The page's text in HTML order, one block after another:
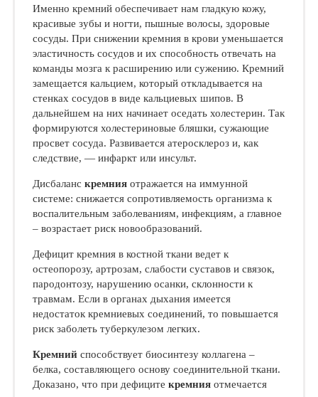
Именно кремний обеспечивает нам гладкую кожу,
красивые зубы и ногти, пышные волосы, здоровые
сосуды. При снижении кремния в крови уменьшается
эластичность сосудов и их способность отвечать на
команды мозга к расширению или сужению. Кремний
замещается кальцием, который откладывается на
стенках сосудов в виде кальциевых шипов. В
дальнейшем на них начинает оседать холестерин. Так
формируются холестериновые бляшки, сужающие
просвет сосуда. Развивается атеросклероз и, как
следствие, — инфаркт или инсульт.
Дисбаланс кремнияотражается на иммунной
системе: снижается сопротивляемость организма к
воспалительным заболеваниям, инфекциям, а главное
– возрастает риск новообразований.
Дефицит кремния в костной ткани ведет к
остеопорозу, артрозам, слабости суставов и связок,
пародонтозу, нарушению осанки, склонности к
травмам. Если в органах дыхания имеется
недостаток кремниевых соединений, то повышается
риск заболеть туберкулезом легких.
Кремнийспособствует биосинтезу коллагена –
белка, составляющего основу соединительной ткани.
Доказано, что при дефиците кремнияотмечается